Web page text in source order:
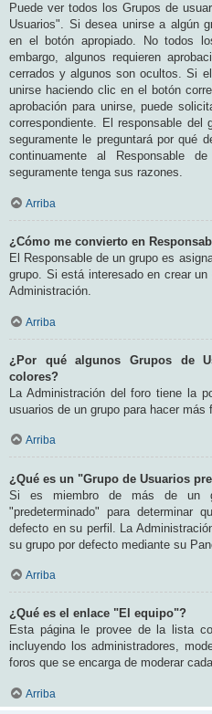
Puede ver todos los Grupos de
Usuarios". Si desea unirse a algún
en el botón apropiado. No todos
embargo, algunos requieren
cerrados y algunos son ocultos. Si
unirse haciendo clic en el botón
aprobación para unirse, puede
correspondiente. El responsable del
seguramente le preguntará por qué
continuamente al Responsable
seguramente tenga sus razones.
Arriba
¿Cómo me convierto en
El Responsable de un grupo es
grupo. Si está interesado en crear
Administración.
Arriba
¿Por qué algunos Grupos de
colores?
La Administración del foro tiene la
usuarios de un grupo para hacer más
Arriba
¿Qué es un "Grupo de Usuarios
Si es miembro de más de un
"predeterminado" para determinar
defecto en su perfil. La
su grupo por defecto mediante su
Arriba
¿Qué es el enlace "El equipo"?
Esta página le provee de la lista
incluyendo los administradores,
foros que se encarga de moderar
Arriba